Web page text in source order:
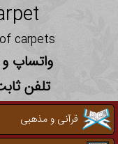
carpets
واتساپ و ایتا
تلفن ثابت 52231255
قرآنی و مذهبی